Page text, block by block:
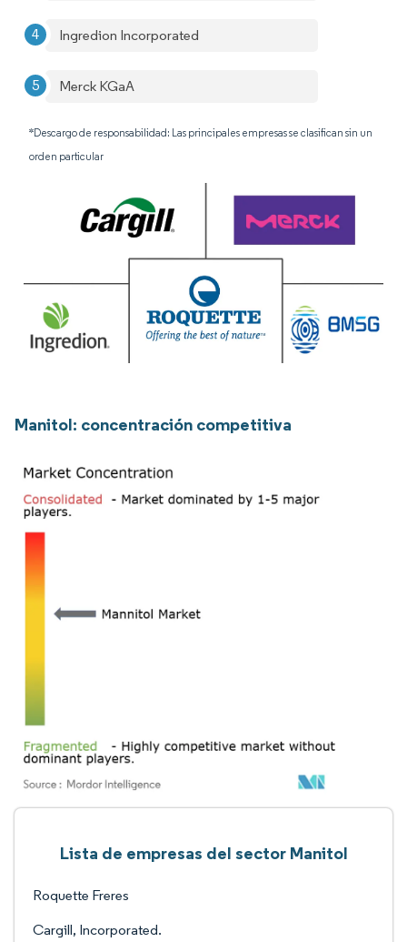
Ingredion Incorporated
Merck KGaA
*Descargo de responsabilidad: Las principales empresas se clasifican sin un
orden particular
Manitol: concentración competitiva
Lista de empresas del sector Manitol
Roquette Freres
Cargill, Incorporated.